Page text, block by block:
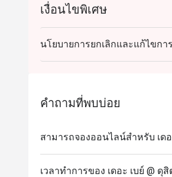
เงื่อนไขพิเศษ
นโยบายการยกเลิกและแก้ไขกา
คำถามที่พบบ่อย
สามารถจองออนไลน์สำหรับ เด
เวลาทำการของ เดอะ เบย์ @ ดุ